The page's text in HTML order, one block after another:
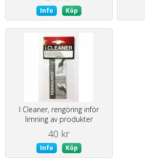
Info Köp
I Cleaner, rengöring inför
limning av produkter
40 kr
Info Köp